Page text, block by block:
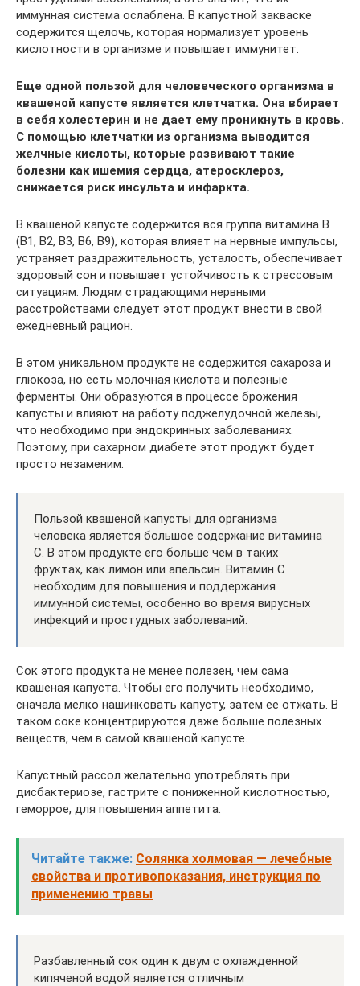
иммунная система ослаблена. В капустной закваске
содержится щелочь, которая нормализует уровень
кислотности в организме и повышает иммунитет.
Еще одной пользой для человеческого организма в
квашеной капусте является клетчатка. Она вбирает
в себя холестерин и не дает ему проникнуть в кровь.
С помощью клетчатки из организма выводится
желчные кислоты, которые развивают такие
болезни как ишемия сердца, атеросклероз,
снижается риск инсульта и инфаркта.
В квашеной капусте содержится вся группа витамина B
(B1, B2, B3, B6, B9), которая влияет на нервные импульсы,
устраняет раздражительность, усталость, обеспечивает
здоровый сон и повышает устойчивость к стрессовым
ситуациям. Людям страдающими нервными
расстройствами следует этот продукт внести в свой
ежедневный рацион.
В этом уникальном продукте не содержится сахароза и
глюкоза, но есть молочная кислота и полезные
ферменты. Они образуются в процессе брожения
капусты и влияют на работу поджелудочной железы,
что необходимо при эндокринных заболеваниях.
Поэтому, при сахарном диабете этот продукт будет
просто незаменим.
Пользой квашеной капусты для организма
человека является большое содержание витамина
C. В этом продукте его больше чем в таких
фруктах, как лимон или апельсин. Витамин C
необходим для повышения и поддержания
иммунной системы, особенно во время вирусных
инфекций и простудных заболеваний.
Сок этого продукта не менее полезен, чем сама
квашеная капуста. Чтобы его получить необходимо,
сначала мелко нашинковать капусту, затем ее отжать. В
таком соке концентрируются даже больше полезных
веществ, чем в самой квашеной капусте.
Капустный рассол желательно употреблять при
дисбактериозе, гастрите с пониженной кислотностью,
геморрое, для повышения аппетита.
Читайте также: Солянка холмовая — лечебные
свойства и противопоказания, инструкция по
применению травы
Разбавленный сок один к двум с охлажденной
кипяченой водой является отличным